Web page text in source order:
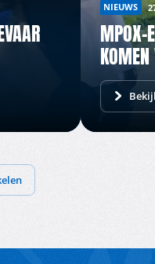
NIEUWS
MPOX-